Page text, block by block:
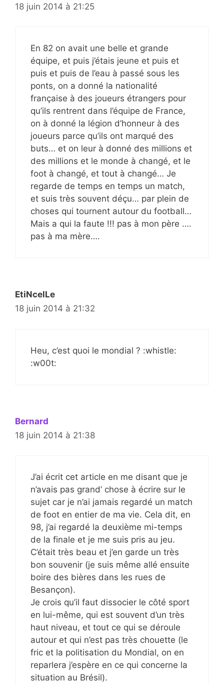
18 juin 2014 à 21:25
En 82 on avait une belle et grande
équipe, et puis j’étais jeune et puis et
puis et puis de l’eau à passé sous les
ponts, on a donné la nationalité
française à des joueurs étrangers pour
qu’ils rentrent dans l’équipe de France,
on à donné la légion d’honneur à des
joueurs parce qu’ils ont marqué des
buts… et on leur à donné des millions et
des millions et le monde à changé, et le
foot à changé, et tout à changé… Je
regarde de temps en temps un match,
et suis très souvent déçu… par plein de
choses qui tournent autour du football…
Mais a qui la faute !!! pas à mon père ….
pas à ma mère….
EtiNcelLe
18 juin 2014 à 21:32
Heu, c’est quoi le mondial ? :whistle:
:w00t:
Bernard
18 juin 2014 à 21:38
J’ai écrit cet article en me disant que je
n’avais pas grand’ chose à écrire sur le
sujet car je n’ai jamais regardé un match
de foot en entier de ma vie. Cela dit, en
98, j’ai regardé la deuxième mi-temps
de la finale et je me suis pris au jeu.
C’était très beau et j’en garde un très
bon souvenir (je suis même allé ensuite
boire des bières dans les rues de
Besançon).
Je crois qu’il faut dissocier le côté sport
en lui-même, qui est souvent d’un très
haut niveau, et tout ce qui se déroule
autour et qui n’est pas très chouette (le
fric et la politisation du Mondial, on en
reparlera j’espère en ce qui concerne la
situation au Brésil).